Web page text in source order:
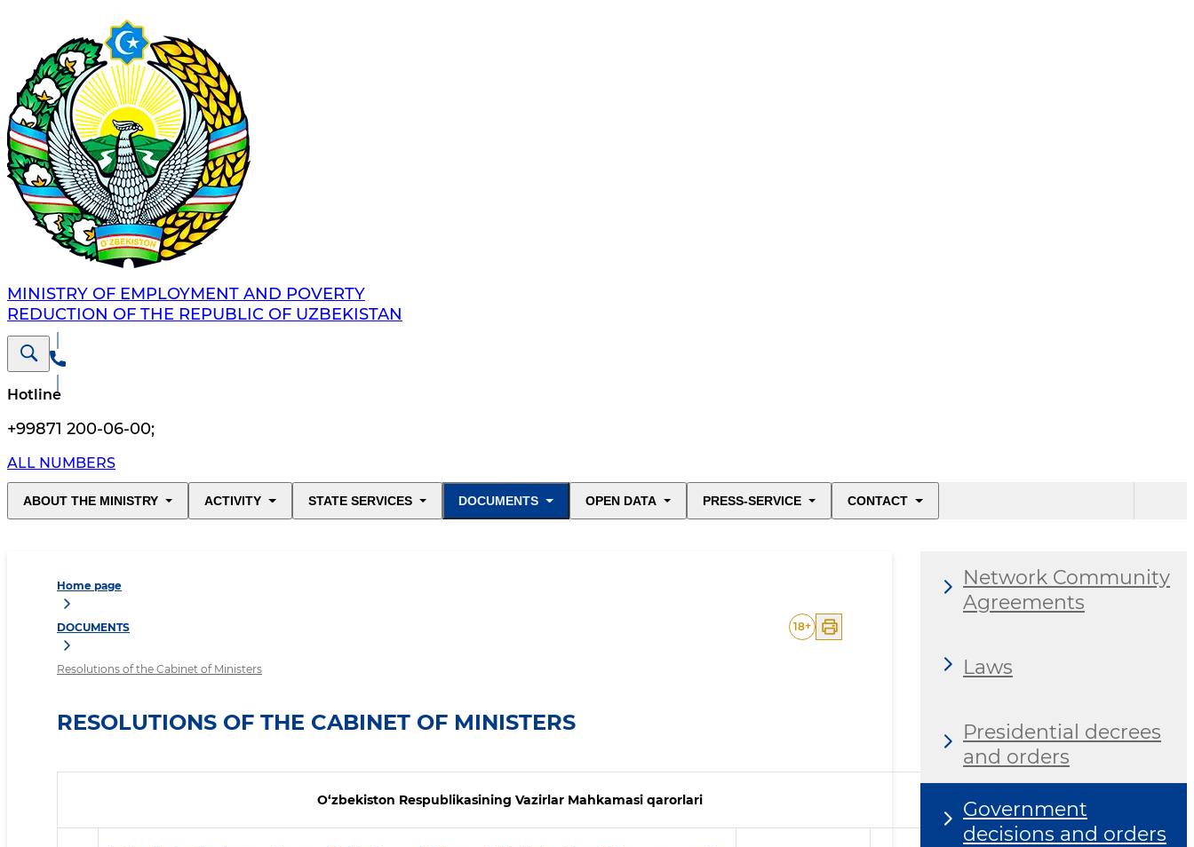
MINISTRY OF EMPLOYMENT AND POVERTY
REDUCTION OF THE REPUBLIC OF UZBEKISTAN
Hotline
+99871 200-06-00;
ALL NUMBERS
ABOUT THE MINISTRY ACTIVITY STATE SERVICES DOCUMENTS OPEN DATA PRESS-SERVICE CONTACT
Home page
DOCUMENTS
Resolutions of the Cabinet of Ministers
18+
RESOLUTIONS OF THE CABINET OF MINISTERS
O‘zbekiston Respublikasining Vazirlar Mahkamasi qarorlari
Network Community
Agreements
Laws
Presidential decrees
and orders
Government
decisions and orders